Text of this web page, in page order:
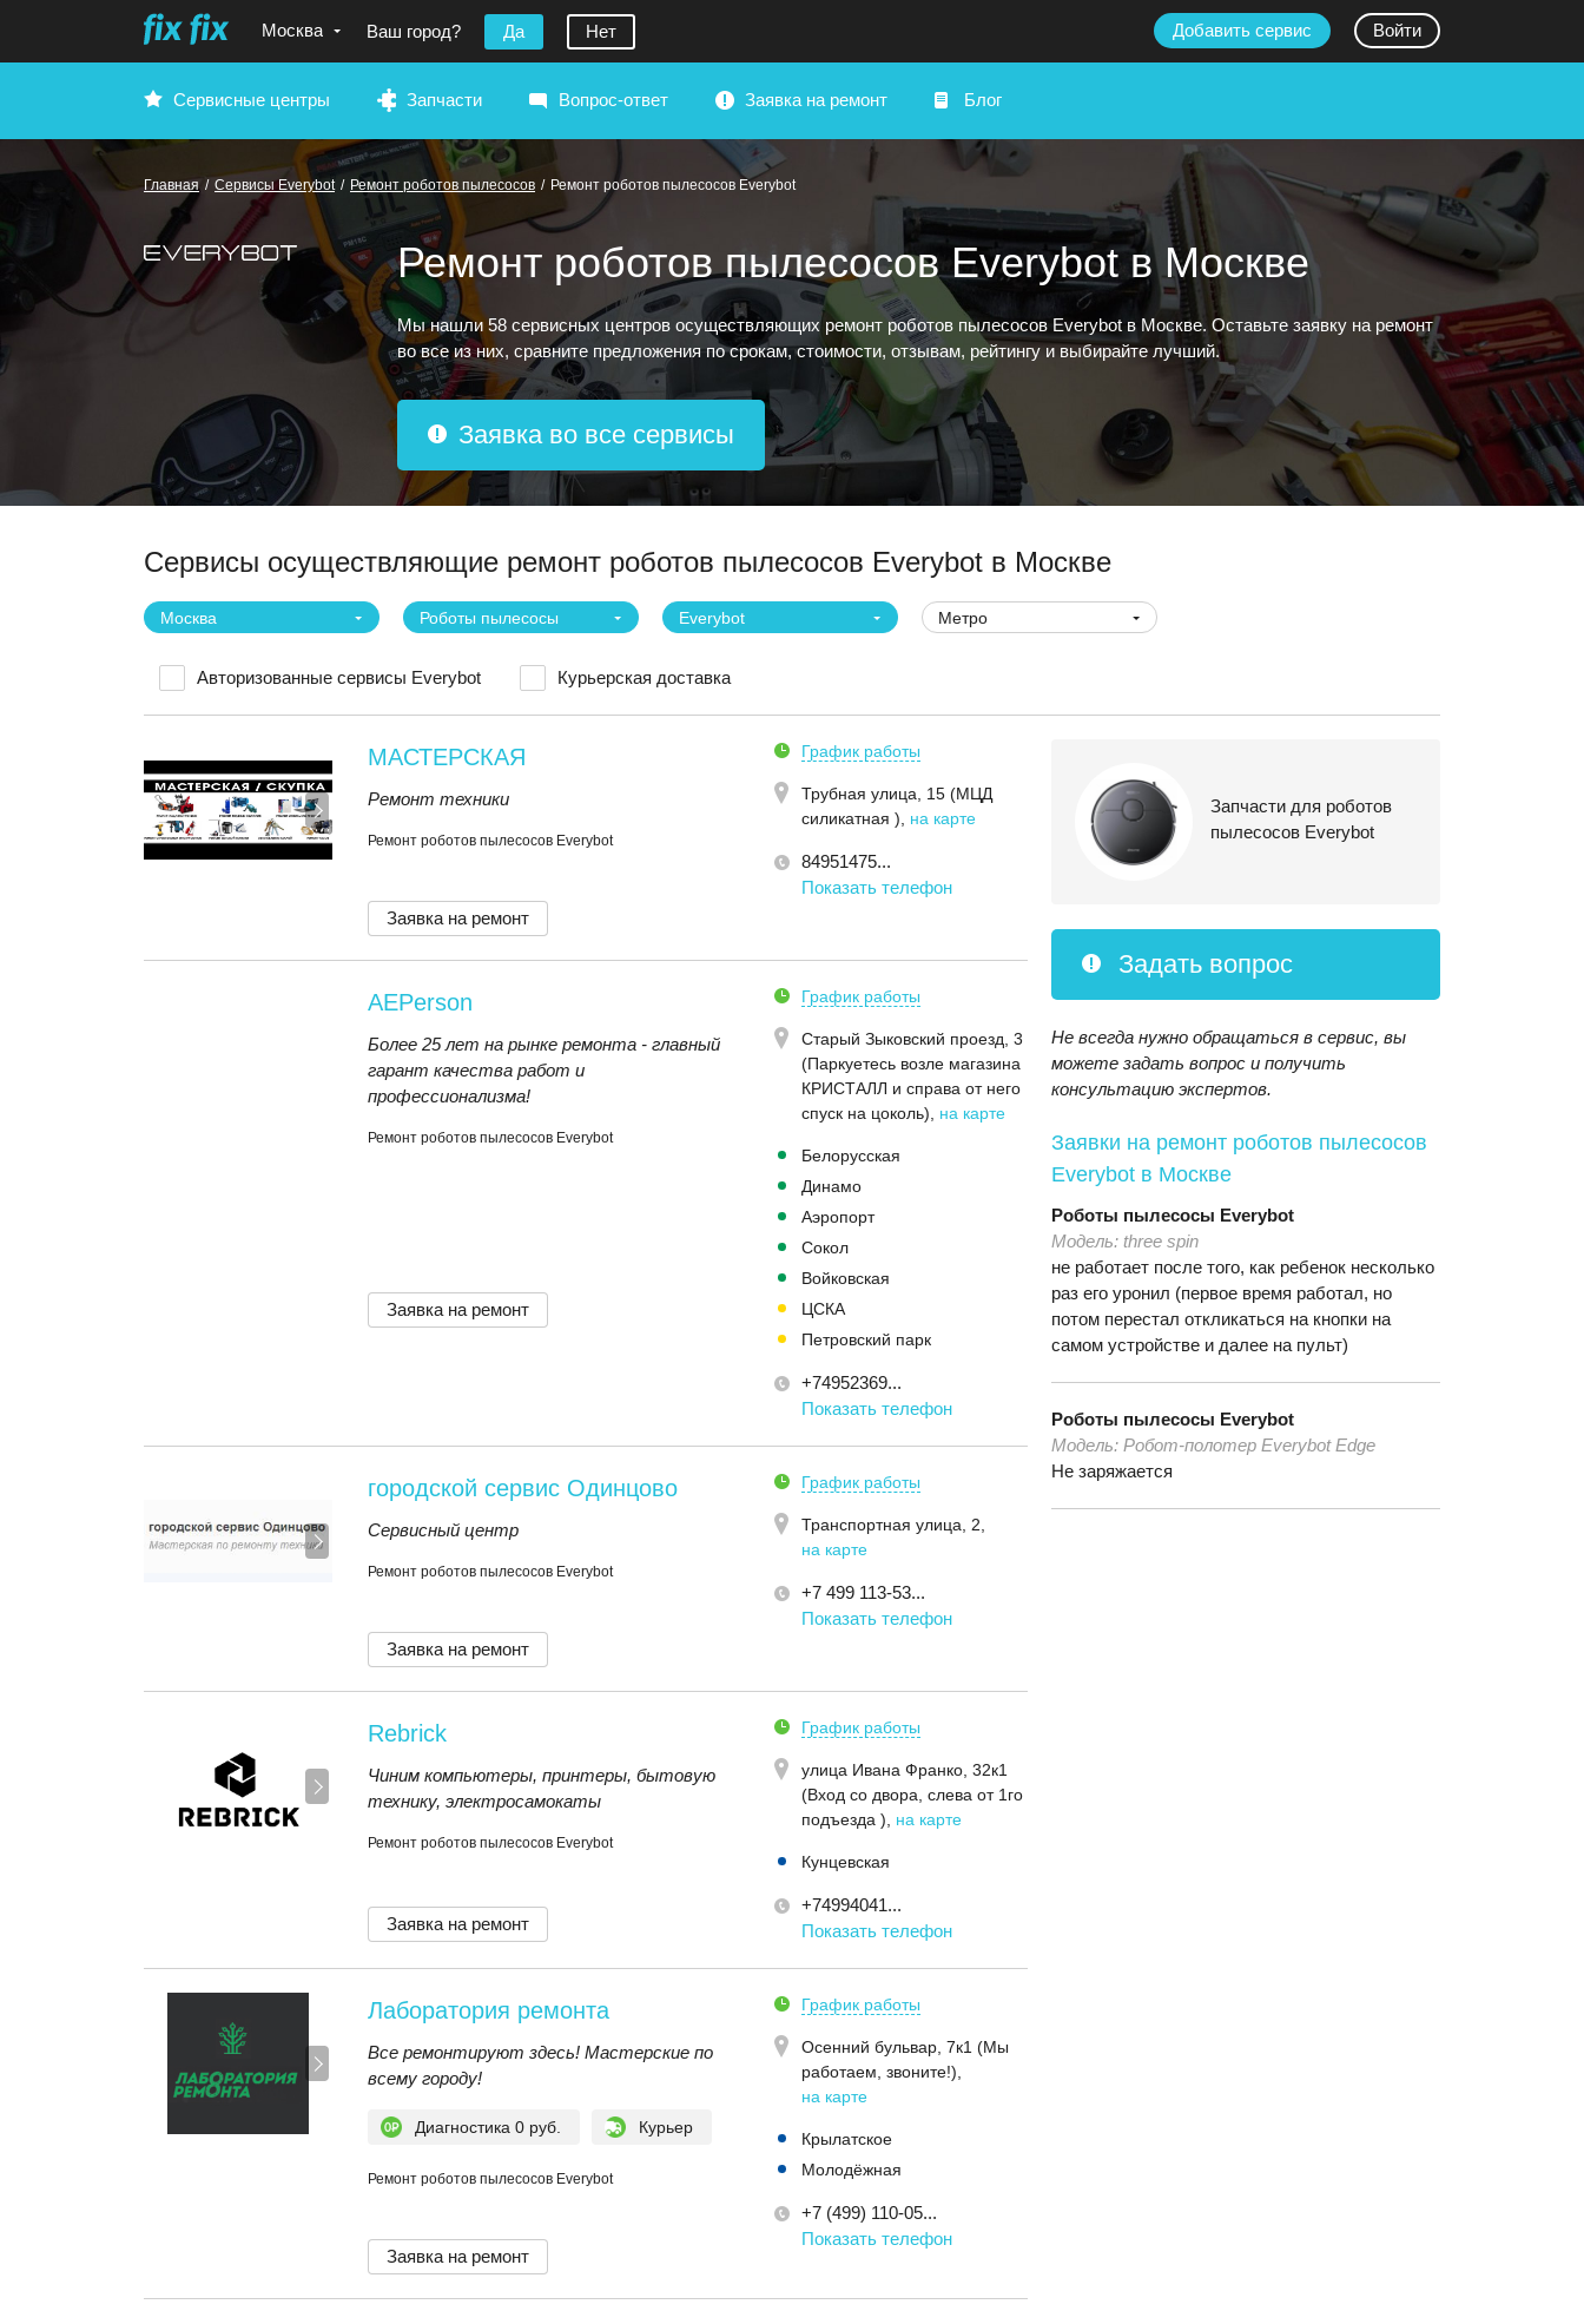
Москва Ваш город? Да Нет Добавить сервис Войти
Сервисные центры Запчасти Вопрос-ответ Заявка на ремонт Блог
Главная / Сервисы Everybot / Ремонт роботов пылесосов / Ремонт роботов пылесосов Everybot
Ремонт роботов пылесосов Everybot в Москве
Мы нашли 58 сервисных центров осуществляющих ремонт роботов пылесосов Everybot в Москве. Оставьте заявку на ремонт
во все из них, сравните предложения по срокам, стоимости, отзывам, рейтингу и выбирайте лучший.
Заявка во все сервисы
Сервисы осуществляющие ремонт роботов пылесосов Everybot в Москве
Москва Роботы пылесосы Everybot Метро
Авторизованные сервисы Everybot Курьерская доставка
МАСТЕРСКАЯ
Ремонт техники
Ремонт роботов пылесосов Everybot
График работы
Трубная улица, 15 (МЦД
силикатная )
на карте
84951475...
Показать телефон
Заявка на ремонт
AEPerson
Более 25 лет на рынке ремонта - главный
гарант качества работ и
профессионализма!
Ремонт роботов пылесосов Everybot
График работы
Старый Зыковский проезд, 3
(Паркуетесь возле магазина
КРИСТАЛЛ и справа от него
спуск на цоколь)
на карте
Белорусская
Динамо
Аэропорт
Сокол
Войковская
ЦСКА
Петровский парк
+74952369...
Показать телефон
Заявка на ремонт
городской сервис Одинцово
Сервисный центр
Ремонт роботов пылесосов Everybot
График работы
Транспортная улица, 2
на карте
+7 499 113-53...
Показать телефон
Заявка на ремонт
Rebrick
Чиним компьютеры, принтеры, бытовую
технику, электросамокаты
Ремонт роботов пылесосов Everybot
График работы
улица Ивана Франко, 32к1
(Вход со двора, слева от 1го
подъезда )
на карте
Кунцевская
+74994041...
Показать телефон
Заявка на ремонт
Лаборатория ремонта
Все ремонтируют здесь! Мастерские по
всему городу!
Диагностика 0 руб. Курьер
Ремонт роботов пылесосов Everybot
График работы
Осенний бульвар, 7к1 (Мы
работаем, звоните!)
на карте
Крылатское
Молодёжная
+7 (499) 110-05...
Показать телефон
Заявка на ремонт
Запчасти для роботов
пылесосов Everybot
Задать вопрос
Не всегда нужно обращаться в сервис, вы
можете задать вопрос и получить
консультацию экспертов.
Заявки на ремонт роботов пылесосов
Everybot в Москве
Роботы пылесосы Everybot
Модель: three spin
не работает после того, как ребенок несколько
раз его уронил (первое время работал, но
потом перестал откликаться на кнопки на
самом устройстве и далее на пульт)
Роботы пылесосы Everybot
Модель: Робот-полотер Everybot Edge
Не заряжается